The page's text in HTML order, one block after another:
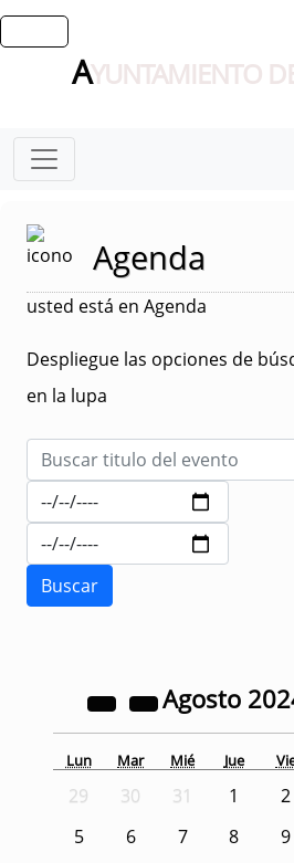
AYUNTAMIENTO
Agenda
usted está en Agenda
Despliegue las opciones de
en la lupa
Agosto
Lun Mar Mié Jue
29 30 31 1 2
5
6 7 8 9